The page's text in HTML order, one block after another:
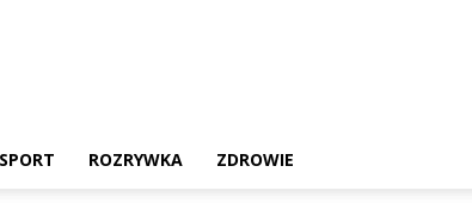
SPORT ROZRYWKA ZDROWIE